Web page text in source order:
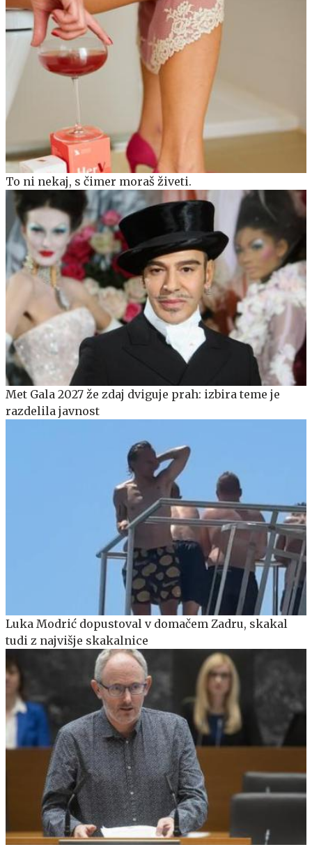
To ni nekaj, s čimer moraš živeti.
Met Gala 2027 že zdaj dviguje prah: izbira teme je
razdelila javnost
Luka Modrić dopustoval v domačem Zadru, skakal
tudi z najvišje skakalnice